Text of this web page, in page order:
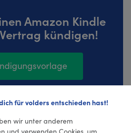
Amazon Kindle
kündigen!
(4,43 Durchschnitt)
für volders entschieden hast!
wir unter anderem
und verwenden Cookies, um